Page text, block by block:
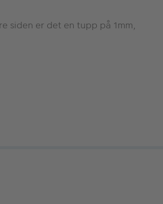
siden er det en tupp på 1mm,